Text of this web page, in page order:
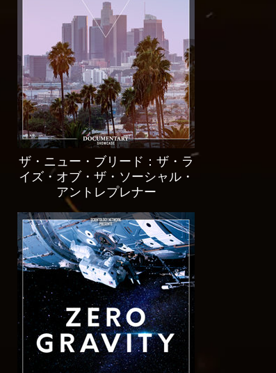
ザ・ニュー・ブリード：ザ・ラ
イズ・オブ・ザ・ソーシャル・
アントレプレナー